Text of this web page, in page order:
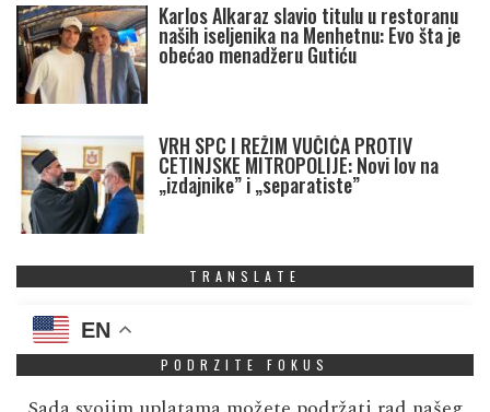
Karlos Alkaraz slavio titulu u restoranu
naših iseljenika na Menhetnu: Evo šta je
obećao menadžeru Gutiću
VRH SPC I REŽIM VUČIĆA PROTIV
CETINJSKE MITROPOLIJE: Novi lov na
„izdajnike” i „separatiste”
TRANSLATE
EN
PODRZITE FOKUS